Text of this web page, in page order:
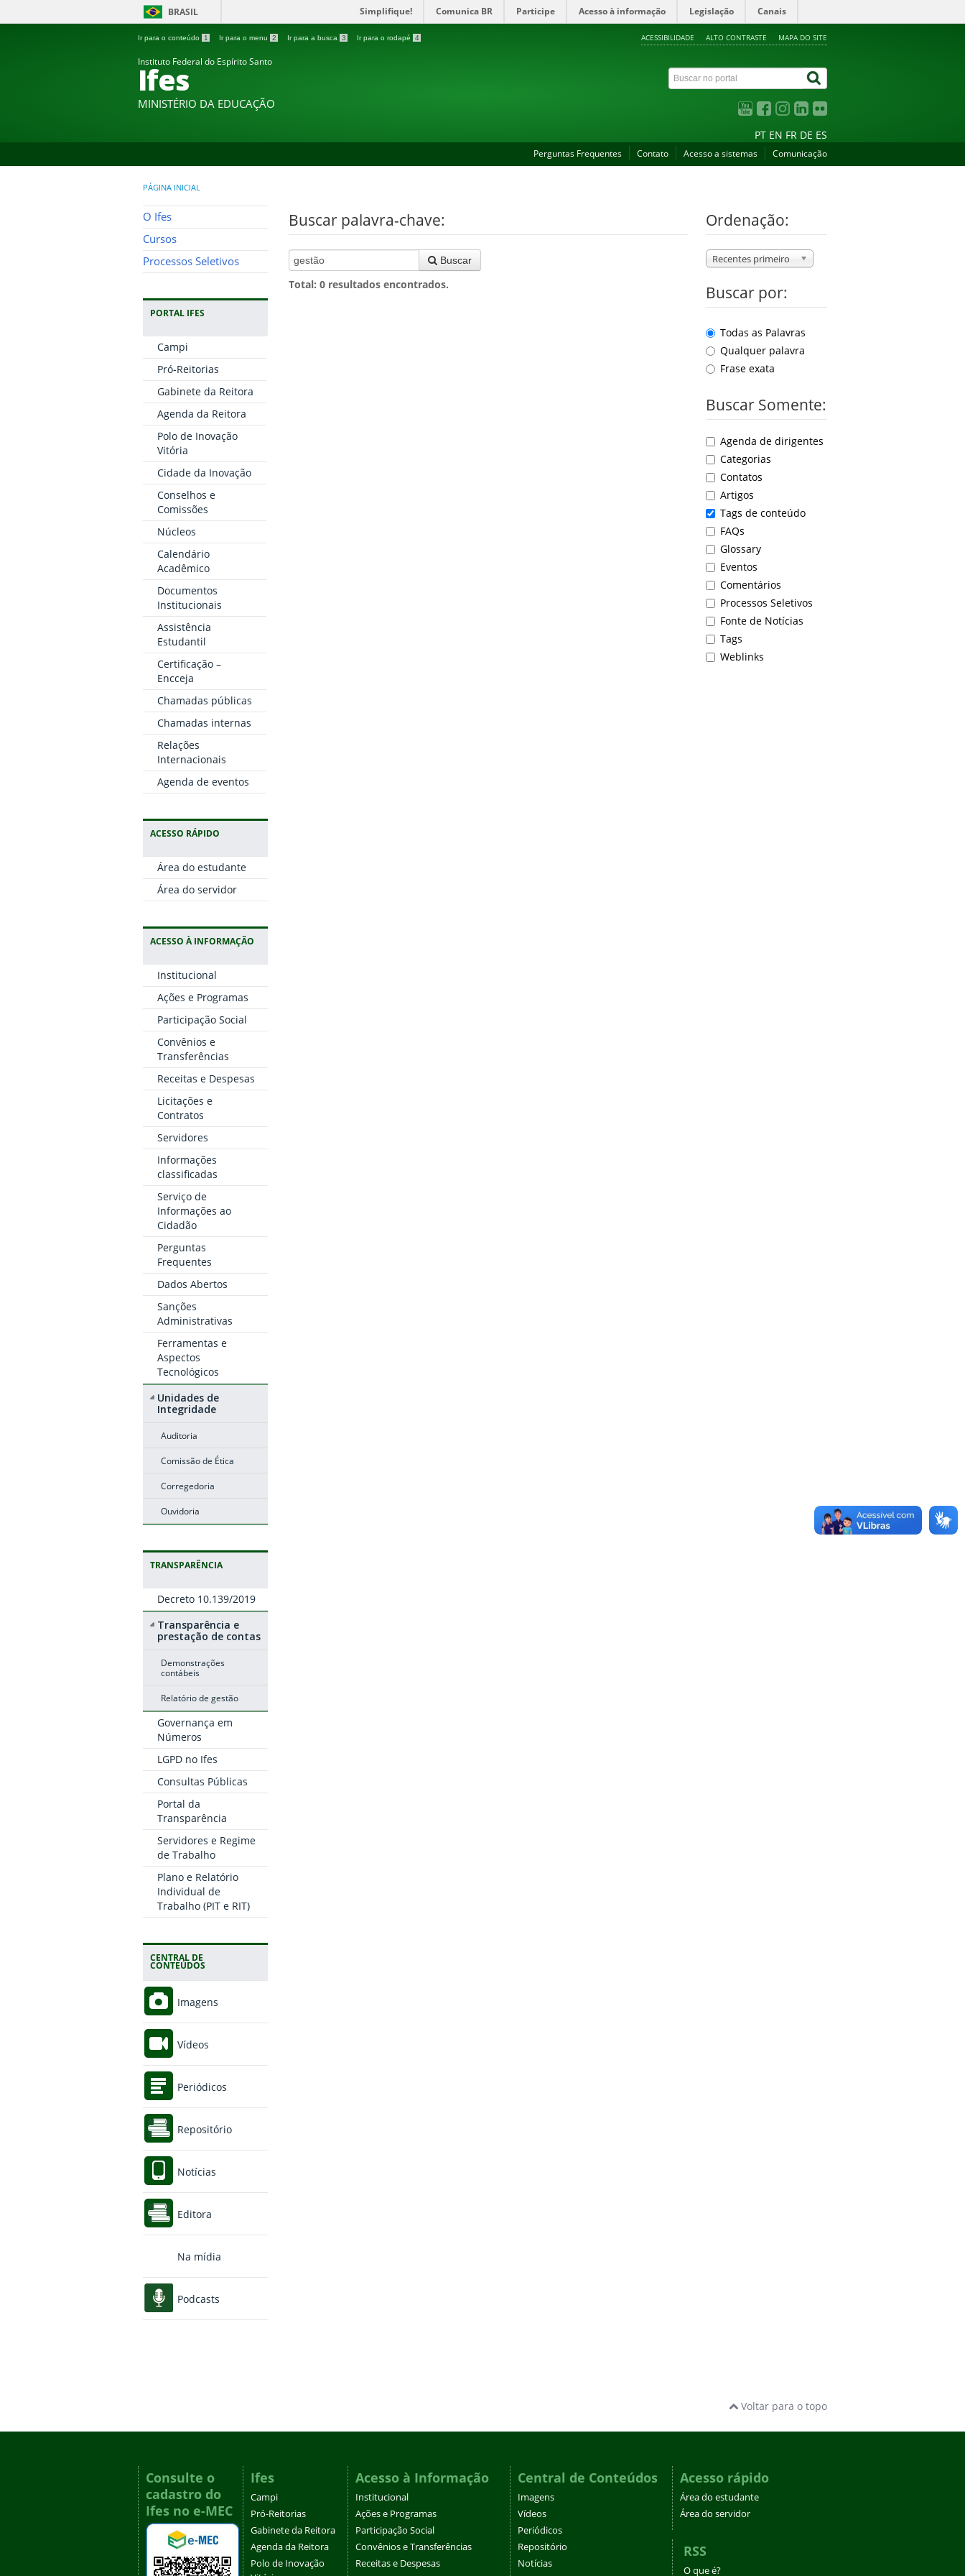
BRASIL Simplifique! Comunica BR Participe Acesso à informação Legislação Canais
Ir para o conteúdo 1 Ir para o menu 2 Ir para a busca 3 Ir para o rodapé 4 ACESSIBILIDADE ALTO CONTRASTE MAPA DO SITE
Instituto Federal do Espírito Santo
Ifes
MINISTÉRIO DA EDUCAÇÃO
PT EN FR DE ES
Perguntas Frequentes Contato Acesso a sistemas Comunicação
PÁGINA INICIAL
O Ifes
Cursos
Processos Seletivos
PORTAL IFES
Campi
Pró-Reitorias
Gabinete da Reitora
Agenda da Reitora
Polo de Inovação
Vitória
Cidade da Inovação
Conselhos e
Comissões
Núcleos
Calendário
Acadêmico
Documentos
Institucionais
Assistência
Estudantil
Certificação –
Encceja
Chamadas públicas
Chamadas internas
Relações
Internacionais
Agenda de eventos
ACESSO RÁPIDO
Área do estudante
Área do servidor
ACESSO À INFORMAÇÃO
Institucional
Ações e Programas
Participação Social
Convênios e
Transferências
Receitas e Despesas
Licitações e
Contratos
Servidores
Informações
classificadas
Serviço de
Informações ao
Cidadão
Perguntas
Frequentes
Dados Abertos
Sanções
Administrativas
Ferramentas e
Aspectos
Tecnológicos
Unidades de
Integridade
Auditoria
Comissão de Ética
Corregedoria
Ouvidoria
TRANSPARÊNCIA
Decreto 10.139/2019
Transparência e
prestação de contas
Demonstrações
contábeis
Relatório de gestão
Governança em
Números
LGPD no Ifes
Consultas Públicas
Portal da
Transparência
Servidores e Regime
de Trabalho
Plano e Relatório
Individual de
Trabalho (PIT e RIT)
CENTRAL DE
CONTEÚDOS
Imagens
Vídeos
Periódicos
Repositório
Notícias
Editora
Na mídia
Podcasts
Buscar palavra-chave:
Buscar
Total: 0 resultados encontrados.
Ordenação:
Recentes primeiro
Buscar por:
Todas as Palavras
Qualquer palavra
Frase exata
Buscar Somente:
Agenda de dirigentes
Categorias
Contatos
Artigos
Tags de conteúdo
FAQs
Glossary
Eventos
Comentários
Processos Seletivos
Fonte de Notícias
Tags
Weblinks
Voltar para o topo
Consulte o
cadastro do
Ifes no e-MEC
Ifes
Campi
Pró-Reitorias
Gabinete da Reitora
Agenda da Reitora
Polo de Inovação
Acesso à Informação
Institucional
Ações e Programas
Participação Social
Convênios e Transferências
Receitas e Despesas
Central de Conteúdos
Imagens
Vídeos
Periódicos
Repositório
Notícias
Acesso rápido
Área do estudante
Área do servidor
RSS
O que é?